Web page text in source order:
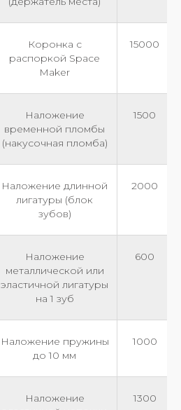
Коронка с
распоркой Space
Maker
15000
Наложение
временной пломбы
(накусочная пломба)
1500
Наложение длинной
лигатуры (блок
зубов)
2000
Наложение
металлической или
эластичной лигатуры
на 1 зуб
600
Наложение пружины
до 10 мм
1000
Наложение
1300